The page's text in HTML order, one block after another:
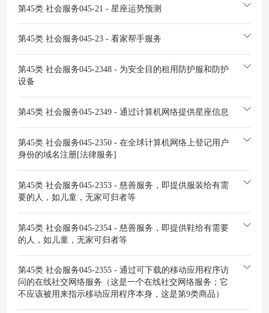
第45类 社会服务045-21 - 星座运势预测
第45类 社会服务045-23 - 看家帮手服务
第45类 社会服务045-2348 - 为安全目的租用防护服和防护
设备
第45类 社会服务045-2349 - 通过计算机网络提供星座信息
第45类 社会服务045-2350 - 在全球计算机网络上登记用户
身份的域名注册[法律服务]
第45类 社会服务045-2353 - 慈善服务，即提供服装给有需
要的人，如儿童，无家可归者等
第45类 社会服务045-2354 - 慈善服务，即提供鞋给有需要
的人，如儿童，无家可归者等
第45类 社会服务045-2355 - 通过可下载的移动应用程序访
问的在线社交网络服务（这是一个在线社交网络服务；它
不应该被用来指示移动应用程序本身，这是第9类商品）